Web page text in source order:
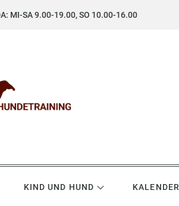
MI-SA 9.00-19.00, SO 10.00-16.00
KIND UND HUND KALENDER